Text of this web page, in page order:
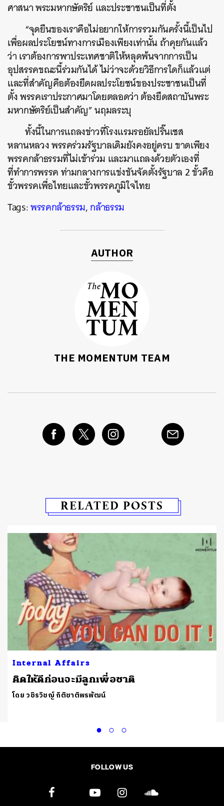
ศาสนา พระมหากษัตริย์ และประชาชนเป็นที่ตั้ง
“จุดยืนของเราคือไม่อยากให้การรวมกันครั้งนี้เป็นไป
เพื่อผลประโยชน์ทางการเมืองเพียงเท่านั้น ถ้าคุยกันแล้ว
ว่า เราต้องการพาประเทศชาติให้หลุดพ้นจากการเป็น
อุปสรรคขณะนี้ร่วมกันได้ ไม่ว่าจะด้วยวิธีการใดก็แล้วแต่
และที่สำคัญคือต้องยึดผลประโยชน์ของประชาชนเป็นที่
ตั้ง พรรคเราประกาศมาโดยตลอดว่า ต้องยึดสถาบันพระ
มหากษัตริย์เป็นสำคัญ” นฤมลระบุ
ทั้งนี้ในการแถลงข่าวที่โรงแรมรอยัลปริ๊นเซส
หลานหลวง พรรคร่วมรัฐบาลเดิมยังคงอยู่ครบ ขาดเพียง
พรรคกล้าธรรมที่ไม่เข้าร่วม และมาแถลงด้วยตัวเองที่
ที่ทำการพรรค ท่ามกลางการแข่งขันจัดตั้งรัฐบาล 2 ขั้วคือ
ขั้วพรรคเพื่อไทยและขั้วพรรคภูมิใจไทย
Tags:พรรคกล้าธรรม,กล้าธรรม
AUTHOR
THE MOMENTUM TEAM
RELATED POSTS
Internal Affairs
คิดให้ดีก่อนจะมีลูกเพื่อชาติ
โดย วชิรวิชญ์ กิติชาติพรพัฒน์
FOLLOW US
SHARE TWEET LINE EMAIL